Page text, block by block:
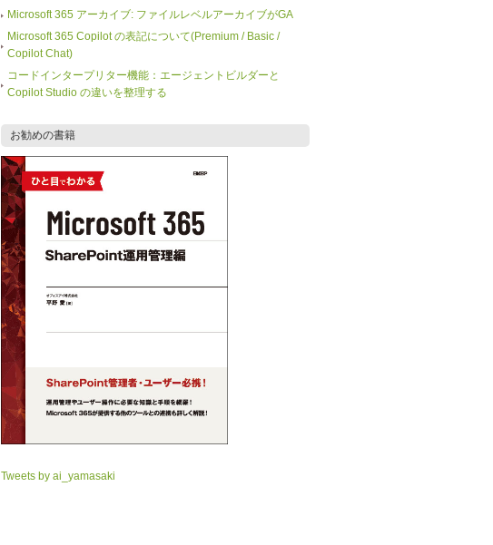
Microsoft 365 アーカイブ: ファイルレベルアーカイブがGA
Microsoft 365 Copilot の表記について(Premium / Basic /
Copilot Chat)
コードインタープリター機能：エージェントビルダーと
Copilot Studio の違いを整理する
お勧めの書籍
Tweets by ai_yamasaki